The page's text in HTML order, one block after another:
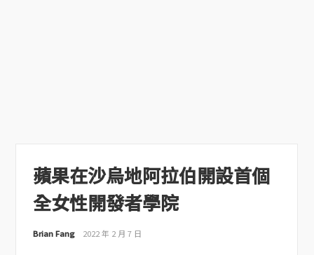
蘋果在沙烏地阿拉伯開設首個
全女性開發者學院
Brian Fang 2022 年 2 月 7 日